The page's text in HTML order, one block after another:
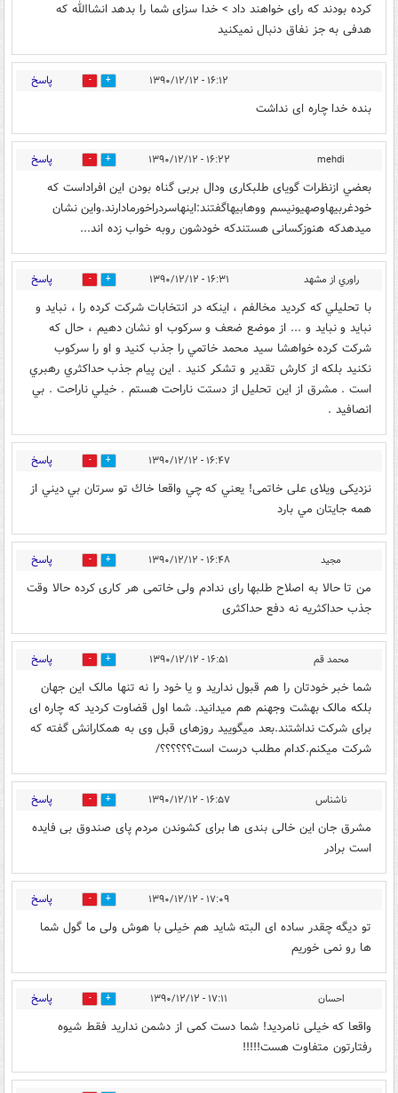
کرده بودند که رای خواهند داد > خدا سزای شما را بدهد انشاالله که
هدفی به جز نفاق دنبال نمیکنید
۱۶:۱۲ - ۱۳۹۰/۱۲/۱۲ 0 پاسخ
بنده خدا چاره ای نداشت
mehdi ۱۶:۲۲ - ۱۳۹۰/۱۲/۱۲ 0 پاسخ
بعضي ازنظرات گویای طلبکاری ودال بربی گناه بودن این افراداست که
خودغربیهاوصهیونیسم ووهابیهاگفتند:اینهاسردراخورمادارند.واین نشان
میدهدکه هنوزکسانی هستندکه خودشون روبه خواب زده اند...
راوري از مشهد ۱۶:۳۱ - ۱۳۹۰/۱۲/۱۲ 0 پاسخ
با تحليلي كه كرديد مخالفم ، اينكه در انتخابات شركت كرده را ، نبايد و
نبايد و نبايد و ... از موضع ضعف و سركوب او نشان دهيم ، حال كه
شركت كرده خواهشا سيد محمد خاتمي را جذب كنيد و او را سركوب
نكنيد بلكه از كارش تقدير و تشكر كنيد . اين پيام جذب حداكثري رهبري
است . مشرق از اين تحليل از دستت ناراحت هستم . خيلي ناراحت . بي
انصافيد .
۱۶:۴۷ - ۱۳۹۰/۱۲/۱۲ 0 پاسخ
نزدیکی ویلای علی خاتمی! يعني كه چي واقعا خاك تو سرتان بي ديني از
همه جايتان مي بارد
مجید ۱۶:۴۸ - ۱۳۹۰/۱۲/۱۲ 0 پاسخ
من تا حالا به اصلاح طلبها رای ندادم ولی خاتمی هر کاری کرده حالا وقت
جذب حداکثریه نه دفع حداکثری
محمد قم ۱۶:۵۱ - ۱۳۹۰/۱۲/۱۲ 0 پاسخ
شما خبر خودتان را هم قبول ندارید و یا خود را نه تنها مالک این جهان
بلکه مالک بهشت وجهنم هم میدانید. شما اول قضاوت کردید که چاره ای
برای شرکت نداشتند.بعد میگویید روزهای قبل وی به همکارانش گفته که
شرکت میکنم.کدام مطلب درست است؟؟؟؟؟؟/
ناشناس ۱۶:۵۷ - ۱۳۹۰/۱۲/۱۲ 0 پاسخ
مشرق جان این خالی بندی ها برای کشوندن مردم پای صندوق بی فایده
است برادر
۱۷:۰۹ - ۱۳۹۰/۱۲/۱۲ 0 پاسخ
تو دیگه چقدر ساده ای البته شاید هم خیلی با هوش ولی ما گول شما
ها رو نمی خوریم
احسان ۱۷:۱۱ - ۱۳۹۰/۱۲/۱۲ 0 پاسخ
واقعا که خیلی نامردید! شما دست کمی از دشمن ندارید فقط شیوه
رفتارتون متفاوت هست!!!!!